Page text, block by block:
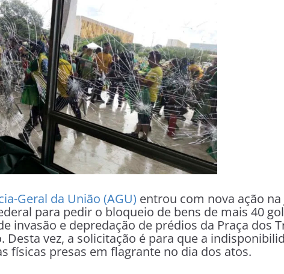
Geral da União (AGU) entrou com nova ação na
para pedir o bloqueio de bens de mais 40
invasão e depredação de prédios da Praça dos
Desta vez, a solicitação é para que a
físicas presas em flagrante no dia dos atos.